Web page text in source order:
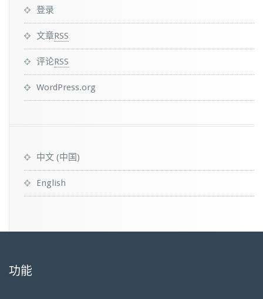
登录
文章RSS
评论RSS
WordPress.org
中文 (中国)
English
功能